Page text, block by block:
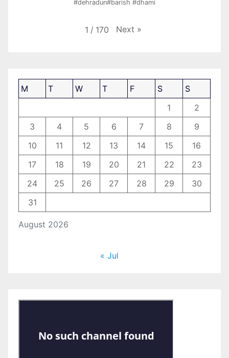
#dehradun#barish #dhami
1 / 170 Next »
August 2026
M T W T F S
S
1
2
3
4 5 6 7 8
9
10
11 12 13 14 15
16
17
18 19 20 21 22
23
24
25 26 27 28 29
30
31
« Jul